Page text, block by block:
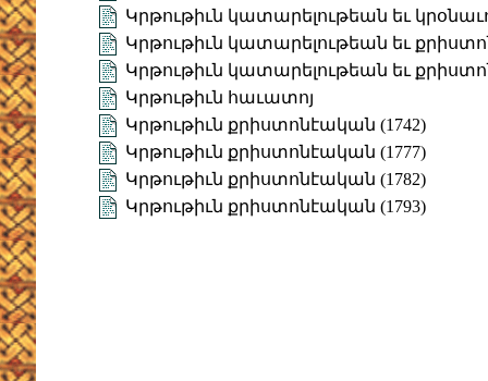
Կրթութիւն կատարելութեան եւ
Կրթութիւն կատարելութեան եւ
Կրթութիւն կատարելութեան եւ
Կրթութիւն հաւատոյ
Կրթութիւն քրիստոնէական (1742)
Կրթութիւն քրիստոնէական (1777)
Կրթութիւն քրիստոնէական (1782)
Կրթութիւն քրիստոնէական (1793)